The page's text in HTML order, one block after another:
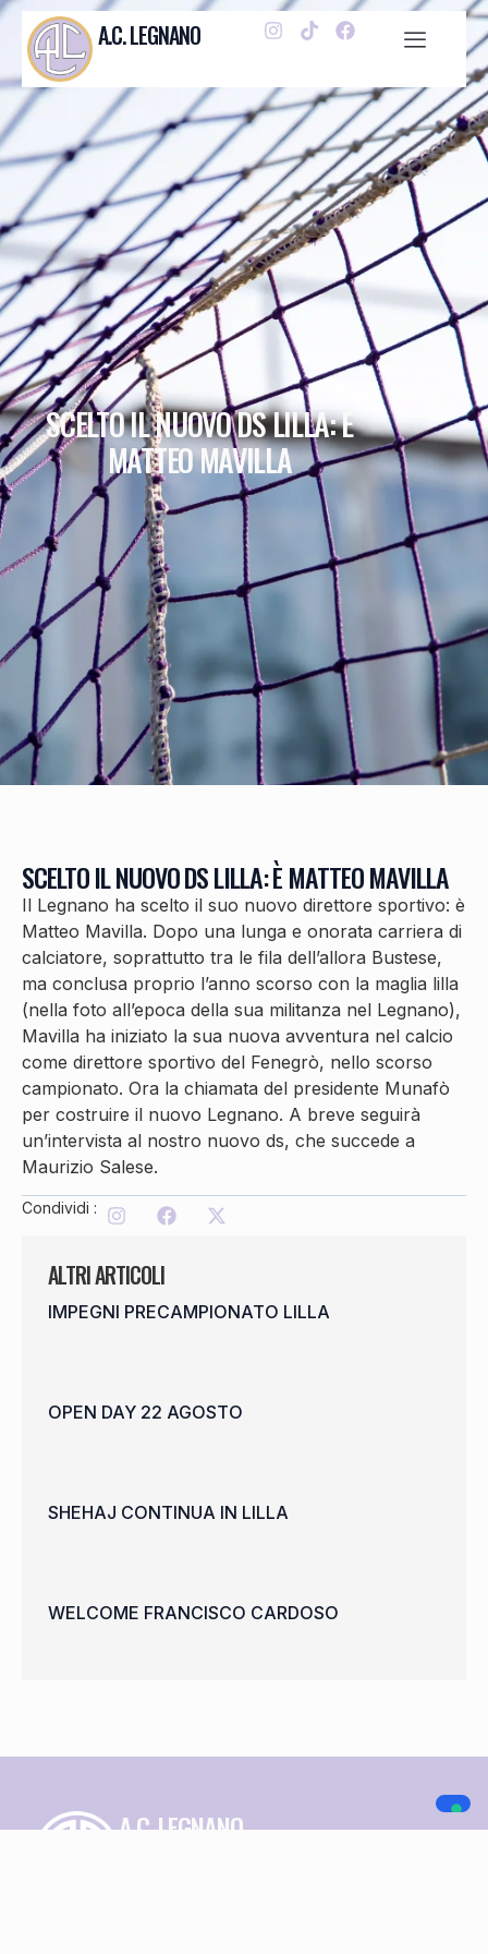
A.C. LEGNANO
SCELTO IL NUOVO DS LILLA: È
MATTEO MAVILLA
ALTRI ARTICOLI
IMPEGNI PRECAMPIONATO LILLA
OPEN DAY 22 AGOSTO
SHEHAJ CONTINUA IN LILLA
WELCOME FRANCISCO CARDOSO
SCELTO IL NUOVO DS LILLA: È MATTEO MAVILLA
Il Legnano ha scelto il suo nuovo direttore sportivo: è
Matteo Mavilla. Dopo una lunga e onorata carriera di
calciatore, soprattutto tra le fila dell’allora Bustese,
ma conclusa proprio l’anno scorso con la maglia lilla
(nella foto all’epoca della sua militanza nel Legnano),
Mavilla ha iniziato la sua nuova avventura nel calcio
come direttore sportivo del Fenegrò, nello scorso
campionato. Ora la chiamata del presidente Munafò
per costruire il nuovo Legnano. A breve seguirà
un’intervista al nostro nuovo ds, che succede a
Maurizio Salese.
Condividi :
A.C. LEGNANO